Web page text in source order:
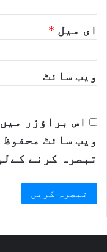
ای میل *
ویب‌ سائٹ
اس براؤزر
ویب سائٹ
تبصرہ کرنے